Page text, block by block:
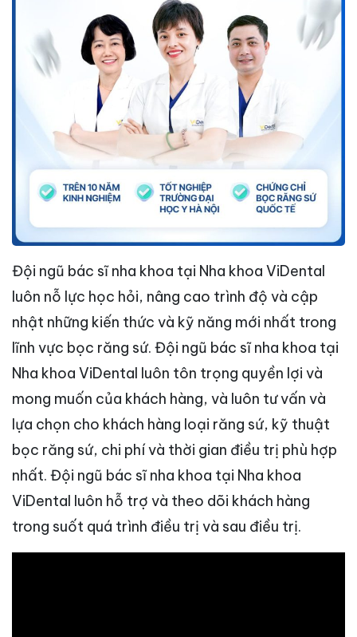
Đội ngũ bác sĩ nha khoa tại Nha khoa ViDental
luôn nỗ lực học hỏi, nâng cao trình độ và cập
nhật những kiến thức và kỹ năng mới nhất trong
lĩnh vực bọc răng sứ. Đội ngũ bác sĩ nha khoa tại
Nha khoa ViDental luôn tôn trọng quyền lợi và
mong muốn của khách hàng, và luôn tư vấn và
lựa chọn cho khách hàng loại răng sứ, kỹ thuật
bọc răng sứ, chi phí và thời gian điều trị phù hợp
nhất. Đội ngũ bác sĩ nha khoa tại Nha khoa
ViDental luôn hỗ trợ và theo dõi khách hàng
trong suốt quá trình điều trị và sau điều trị.